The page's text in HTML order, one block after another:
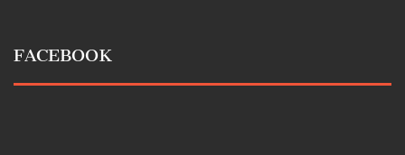
FACEBOOK